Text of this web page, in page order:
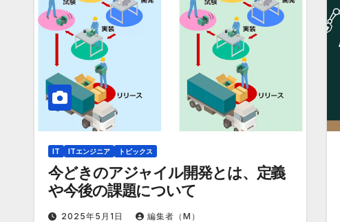
IT ITエンジニア トピックス
今どきのアジャイル開発とは、定義
や今後の課題について
2025年5月1日 編集者（M）